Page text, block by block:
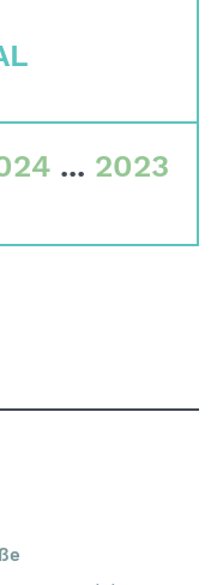
... 2023